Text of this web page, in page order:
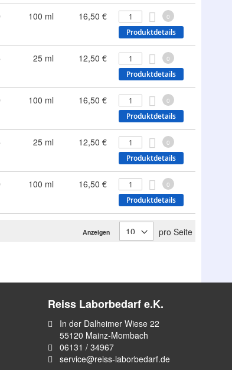
100 ml 16,50 € 0
Produktdetails
25 ml 12,50 € 0
Produktdetails
100 ml 16,50 € 0
Produktdetails
25 ml 12,50 € 0
Produktdetails
100 ml 16,50 € 0
Produktdetails
Anzeigen pro Seite
Reiss Laborbedarf e.K.
In der Dalheimer Wiese 22
55120 Mainz-Mombach
06131 / 34967
service@reiss-laborbedarf.de